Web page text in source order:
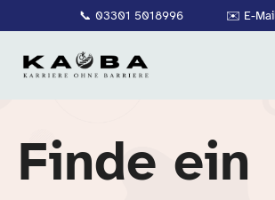
📞 03301 5018996 ✉️ E-Mail
Finde ein